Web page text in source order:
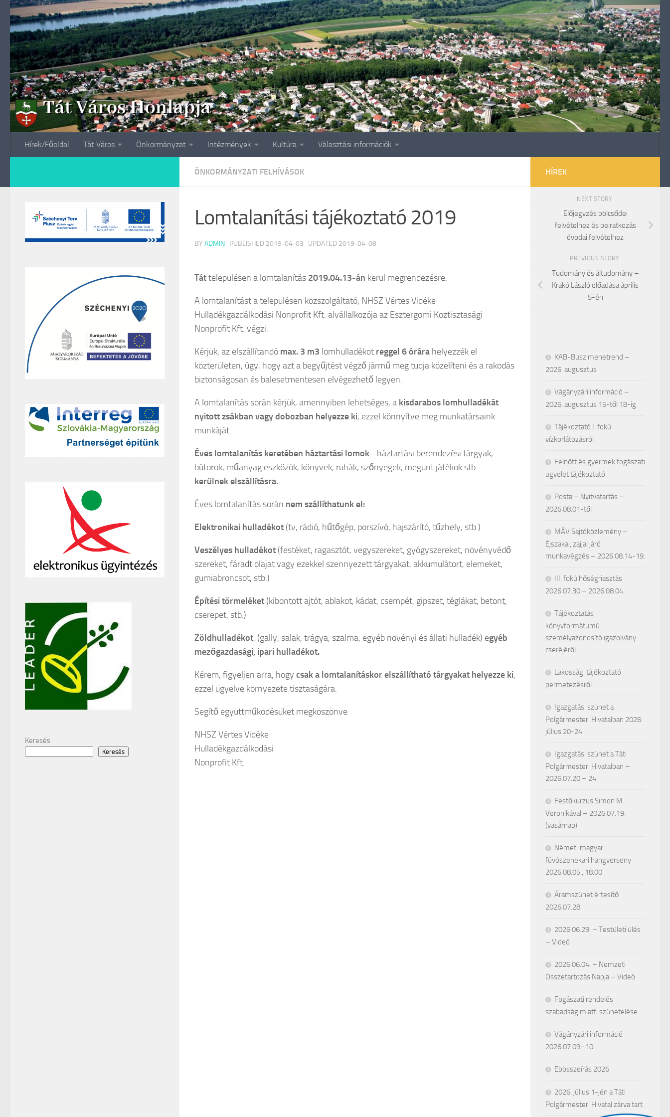
Skip to content
Hírek/Főoldal Tát Város Önkormányzat Intézmények Kultúra Választási információk
ÖNKORMÁNYZATI FELHÍVÁSOK
Lomtalanítási tájékoztató 2019
BY ADMIN · PUBLISHED 2019-04-03 · UPDATED 2019-04-08
Táttelepülésen a lomtalanítás 2019.04.13-án kerül megrendezésre.
A lomtalanítást a településen közszolgáltató, NHSZ Vértes Vidéke
Hulladékgazdálkodási Nonprofit Kft. alvállalkozója az Esztergomi Köztisztasági
Nonprofit Kft. végzi.
Kérjük, az elszállítandó max. 3 m3 lomhulladékot reggel 6 órára helyezzék el
közterületen, úgy, hogy azt a begyűjtést végző jármű meg tudja közelíteni és a rakodás
biztonságosan és balesetmentesen elvégezhető legyen.
A lomtalanítás során kérjük, amennyiben lehetséges, a kisdarabos lomhulladékát
nyitott zsákban vagy dobozban helyezze ki, ezzel könnyítve meg munkatársaink
munkáját.
Éves lomtalanítás keretében háztartási lomok– háztartási berendezési tárgyak,
bútorok, műanyag eszközök, könyvek, ruhák, szőnyegek, megunt játékok stb.-
kerülnek elszállításra.
Éves lomtalanítás során nem szállíthatunk el:
Elektronikai hulladékot (tv, rádió, hűtőgép, porszívó, hajszárító, tűzhely, stb.)
Veszélyes hulladékot (festéket, ragasztót, vegyszereket, gyógyszereket, növényvédő
szereket, fáradt olajat vagy ezekkel szennyezett tárgyakat, akkumulátort, elemeket,
gumiabroncsot, stb.)
Építési törmeléket (kibontott ajtót, ablakot, kádat, csempét, gipszet, téglákat, betont,
cserepet, stb.)
Zöldhulladékot, (gally, salak, trágya, szalma, egyéb növényi és állati hulladék) egyéb
mezőgazdasági, ipari hulladékot.
Kérem, figyeljen arra, hogy csak a lomtalanításkor elszállítható tárgyakat helyezze ki,
ezzel ügyelve környezete tisztaságára.
Segítő együttműködésüket megköszönve
NHSZ Vértes Vidéke
Hulladékgazdálkodási
Nonprofit Kft.
Keresés
Keresés
HÍREK
NEXT STORY
Előjegyzés bölcsődei
felvételhez és beiratkozás
óvodai felvételhez
PREVIOUS STORY
Tudomány és áltudomány –
Krakó László előadása április
5-én
KAB-Busz menetrend –
2026. augusztus
Vágányzári információ –
2026. augusztus 15-től 18-ig
Tájékoztató I. fokú
vízkorlátozásról
Felnőtt és gyermek fogászati
ügyelet tájékoztató
Posta – Nyitvatartás –
2026.08.01-től
MÁV Sajtóközlemény –
Éjszakai, zajjal járó
munkavégzés – 2026.08.14-19.
III. fokú hőségriasztás
2026.07.30 – 2026.08.04.
Tájékoztatás
könyvformátumú
személyazonosító igazolvány
cseréjéről
Lakossági tájékoztató
permetezésről
Igazgatási szünet a
Polgármesteri Hivatalban 2026.
július 20-24.
Igazgatási szünet a Táti
Polgármesteri Hivatalban –
2026.07.20 – 24.
Festőkurzus Simon M.
Veronikával – 2026.07.19.
(vasárnap)
Német-magyar
fúvószenekari hangverseny
2026.08.05., 18.00
Áramszünet értesítő
2026.07.28.
2026.06.29. – Testületi ülés
– Videó
2026.06.04. – Nemzeti
Összetartozás Napja – Videó
Fogászati rendelés
szabadság miatti szünetelése
Vágányzári információ
2026.07.09–10.
Ebösszeírás 2026
2026. július 1-jén a Táti
Polgármesteri Hivatal zárva tart